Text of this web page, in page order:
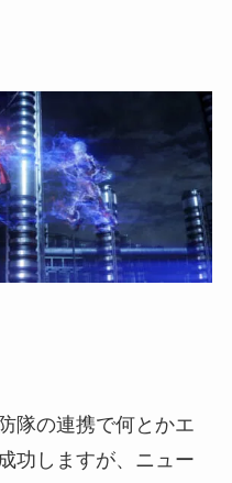
隊の連携で何とかエ
功しますが、ニュー